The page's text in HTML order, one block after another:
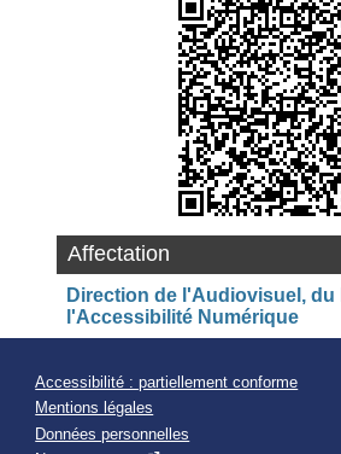
Affectation
Direction de l'Audiovisuel, du
l'Accessibilité Numérique
Accessibilité : partiellement conforme
Mentions légales
Données personnelles